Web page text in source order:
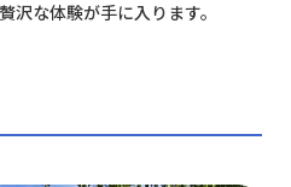
沢な体験が手に入ります。